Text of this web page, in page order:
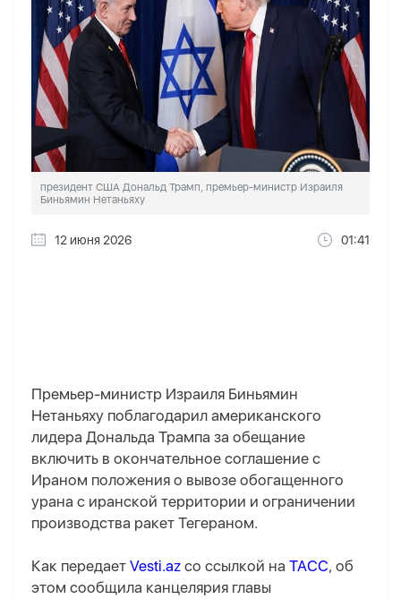
президент США Дональд Трамп, премьер-министр Израиля
Биньямин Нетаньяху
12 июня 2026 01:41
Премьер-министр Израиля Биньямин
Нетаньяху поблагодарил американского
лидера Дональда Трампа за обещание
включить в окончательное соглашение с
Ираном положения о вывозе обогащенного
урана с иранской территории и ограничении
производства ракет Тегераном.
Как передает Vesti.az со ссылкой на ТАСС, об
этом сообщила канцелярия главы